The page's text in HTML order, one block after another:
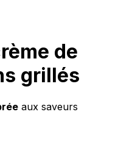
de
grillés
aux saveurs